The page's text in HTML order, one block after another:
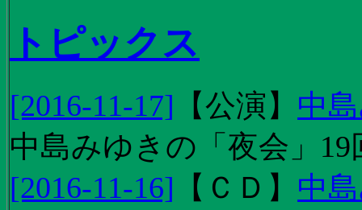
トピックス
[2016-11-17] 【公演 】 中
中島みゆきの「夜会」
[2016-11-16] 【 ＣＤ 】 中